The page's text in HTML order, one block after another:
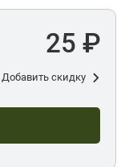
25 ₽
Добавить скидку